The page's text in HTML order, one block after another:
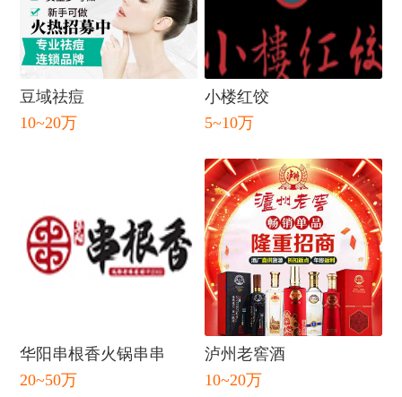
豆域祛痘
10~20万
小楼红饺
5~10万
华阳串根香火锅串串
20~50万
泸州老窖酒
10~20万